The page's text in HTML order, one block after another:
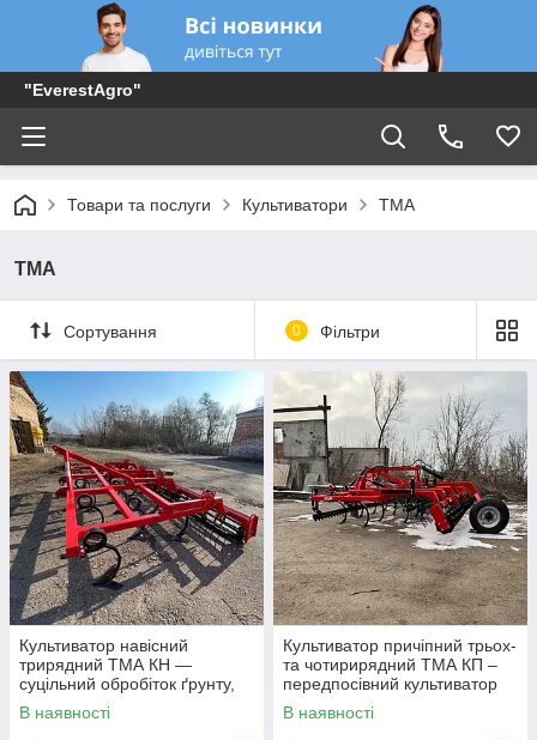
"EverestAgro"
Товари та послуги Культиватори ТМА
ТМА
Сортування 0 Фільтри
Культиватор навісний
трирядний ТМА КН —
суцільний обробіток ґрунту,
передпосівний культиватор
В наявності
Культиватор причіпний трьох-
та чотирирядний ТМА КП –
передпосівний культиватор
для обробітку ґрунту
шириной 4
В наявності